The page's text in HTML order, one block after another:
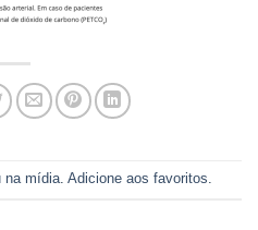
na mídia Adicione aos favoritos